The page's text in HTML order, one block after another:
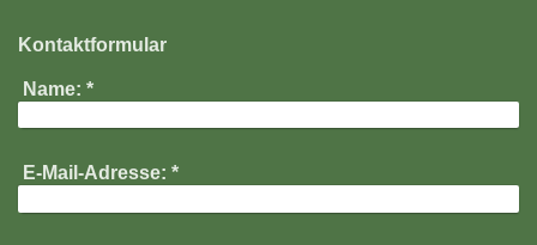
Kontaktformular
Name: *
E-Mail-Adresse: *